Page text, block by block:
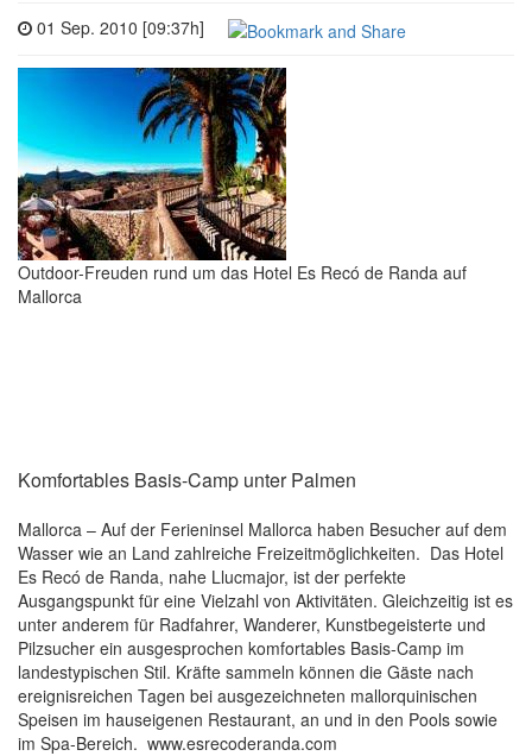
01 Sep. 2010 [09:37h]
Outdoor-Freuden rund um das Hotel Es Recó de Randa auf
Mallorca
Komfortables Basis-Camp unter Palmen
Mallorca – Auf der Ferieninsel Mallorca haben Besucher auf dem
Wasser wie an Land zahlreiche Freizeitmöglichkeiten. Das Hotel
Es Recó de Randa, nahe Llucmajor, ist der perfekte
Ausgangspunkt für eine Vielzahl von Aktivitäten. Gleichzeitig ist es
unter anderem für Radfahrer, Wanderer, Kunstbegeisterte und
Pilzsucher ein ausgesprochen komfortables Basis-Camp im
landestypischen Stil. Kräfte sammeln können die Gäste nach
ereignisreichen Tagen bei ausgezeichneten mallorquinischen
Speisen im hauseigenen Restaurant, an und in den Pools sowie
im Spa-Bereich. www.esrecoderanda.com